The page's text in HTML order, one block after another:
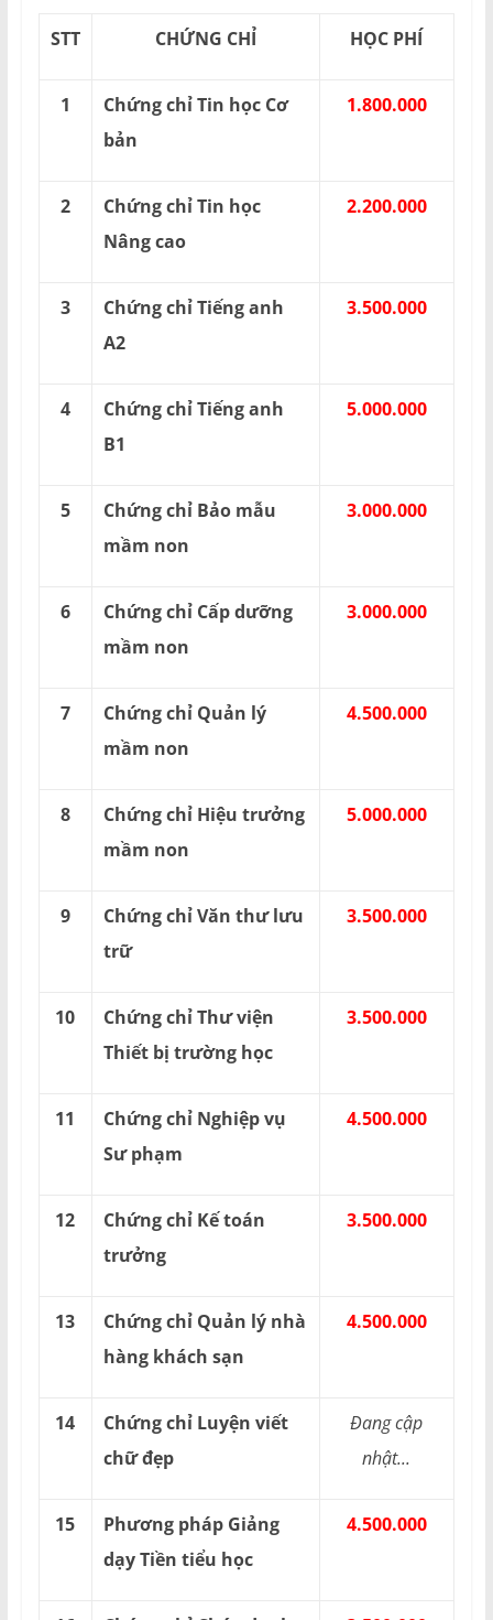
STT CHỨNG CHỈ HỌC PHÍ
1
Chứng chỉ Tin học Cơ
bản
1.800.000
2
Chứng chỉ Tin học
Nâng cao
2.200.000
3
Chứng chỉ Tiếng anh
A2
3.500.000
4
Chứng chỉ Tiếng anh
B1
5.000.000
5
Chứng chỉ Bảo mẫu
mầm non
3.000.000
6
Chứng chỉ Cấp dưỡng
mầm non
3.000.000
7
Chứng chỉ Quản lý
mầm non
4.500.000
8
Chứng chỉ Hiệu trưởng
mầm non
5.000.000
9
Chứng chỉ Văn thư lưu
trữ
3.500.000
10
Chứng chỉ Thư viện
Thiết bị trường học
3.500.000
11
Chứng chỉ Nghiệp vụ
Sư phạm
4.500.000
12
Chứng chỉ Kế toán
trưởng
3.500.000
13
Chứng chỉ Quản lý nhà
hàng khách sạn
4.500.000
14
Chứng chỉ Luyện viết
chữ đẹp
Đang cập
nhật...
15
Phương pháp Giảng
dạy Tiền tiểu học
4.500.000